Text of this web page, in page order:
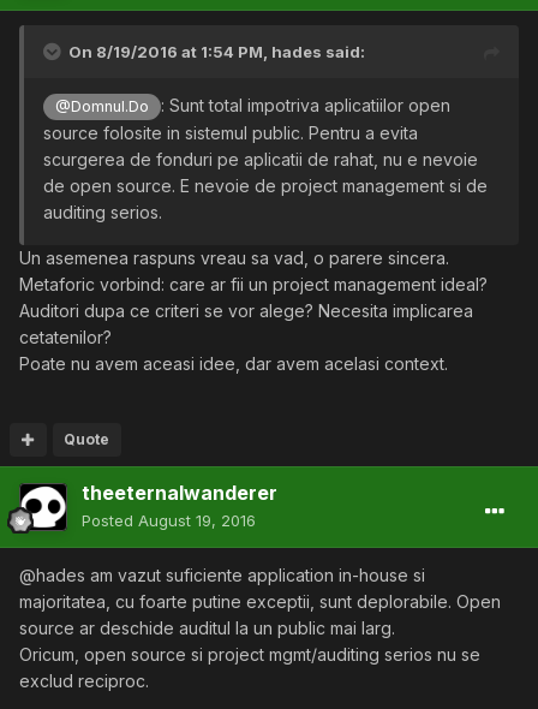
On 8/19/2016 at 1:54 PM, hades said:
@Domnul.Do
: Sunt total impotriva aplicatiilor open
source folosite in sistemul public. Pentru a evita
scurgerea de fonduri pe aplicatii de rahat, nu e nevoie
de open source. E nevoie de project management si de
auditing serios.
Un asemenea raspuns vreau sa vad, o parere sincera.
Metaforic vorbind: care ar fii un project management ideal?
Auditori dupa ce criteri se vor alege? Necesita implicarea
cetatenilor?
Poate nu avem aceasi idee, dar avem acelasi context.
Quote
theeternalwanderer
Posted August 19, 2016
@hades am vazut suficiente application in-house si
majoritatea, cu foarte putine exceptii, sunt deplorabile. Open
source ar deschide auditul la un public mai larg.
Oricum, open source si project mgmt/auditing serios nu se
exclud reciproc.